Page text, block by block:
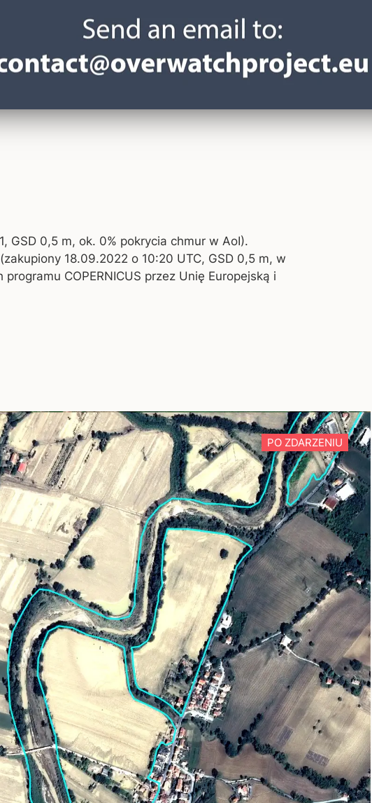
GSD 0,5 m, ok. 0% pokrycia chmur w AoI).
18.09.2022 o 10:20 UTC, GSD 0,5 m, w
COPERNICUS przez Unię Europejską i
PO ZDARZENIU